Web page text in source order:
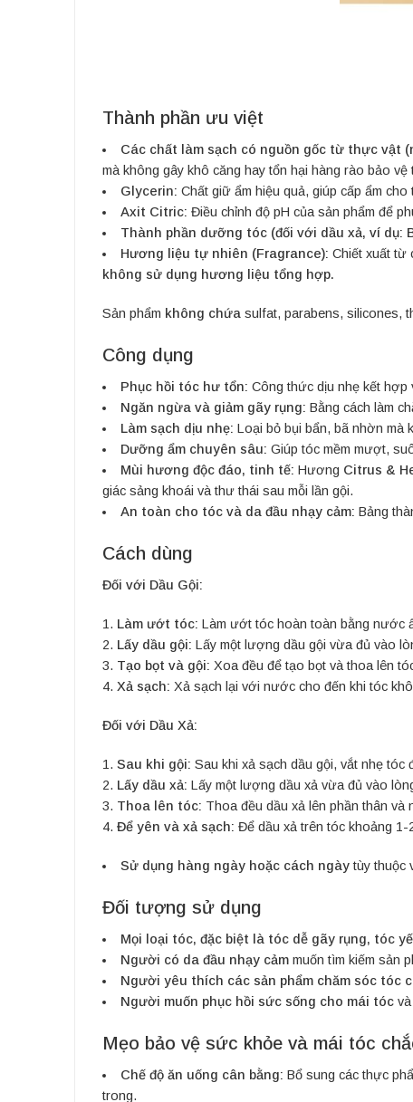
Thành phần ưu việt
Các chất làm sạch có nguồn gốc từ thực vật
mà không gây khô căng hay tổn hại hàng rào bảo vệ
Glycerin: Chất giữ ẩm hiệu quả, giúp cấp ẩm
Axit Citric: Điều chỉnh độ pH của sản phẩm để
Thành phần dưỡng tóc (đối với dầu xả, ví dụ:
Hương liệu tự nhiên (Fragrance): Chiết xuất từ
không sử dụng hương liệu tổng hợp.
Sản phẩm không chứa sulfat, parabens, silicones,
Công dụng
Phục hồi tóc hư tổn: Công thức dịu nhẹ kết hợp
Ngăn ngừa và giảm gãy rụng: Bằng cách làm
Làm sạch dịu nhẹ: Loại bỏ bụi bẩn, bã nhờn mà
Dưỡng ẩm chuyên sâu: Giúp tóc mềm mượt,
Mùi hương độc đáo, tinh tế: Hương Citrus &
giác sảng khoái và thư thái sau mỗi lần gội.
An toàn cho tóc và da đầu nhạy cảm: Bảng
Cách dùng
Đối với Dầu Gội:
Làm ướt tóc: Làm ướt tóc hoàn toàn bằng nước
Lấy dầu gội: Lấy một lượng dầu gội vừa đủ vào
Tạo bọt và gội: Xoa đều để tạo bọt và thoa lên
Xả sạch: Xả sạch lại với nước cho đến khi tóc
Đối với Dầu Xả:
Sau khi gội: Sau khi xả sạch dầu gội, vắt nhẹ tóc
Lấy dầu xả: Lấy một lượng dầu xả vừa đủ vào
Thoa lên tóc: Thoa đều dầu xả lên phần thân và
Để yên và xả sạch: Để dầu xả trên tóc khoảng
Sử dụng hàng ngày hoặc cách ngàytùy thuộc
Đối tượng sử dụng
Mọi loại tóc, đặc biệt là tóc dễ gãy rụng, tóc
Người có da đầu nhạy cảmmuốn tìm kiếm sản
Người yêu thích các sản phẩm chăm sóc tóc
Người muốn phục hồi sức sống cho mái tócvà
Mẹo bảo vệ sức khỏe và mái tóc
Chế độ ăn uống cân bằng: Bổ sung các thực
trong.